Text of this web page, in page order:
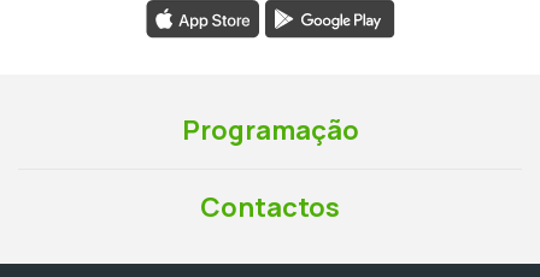
Programação
Contactos